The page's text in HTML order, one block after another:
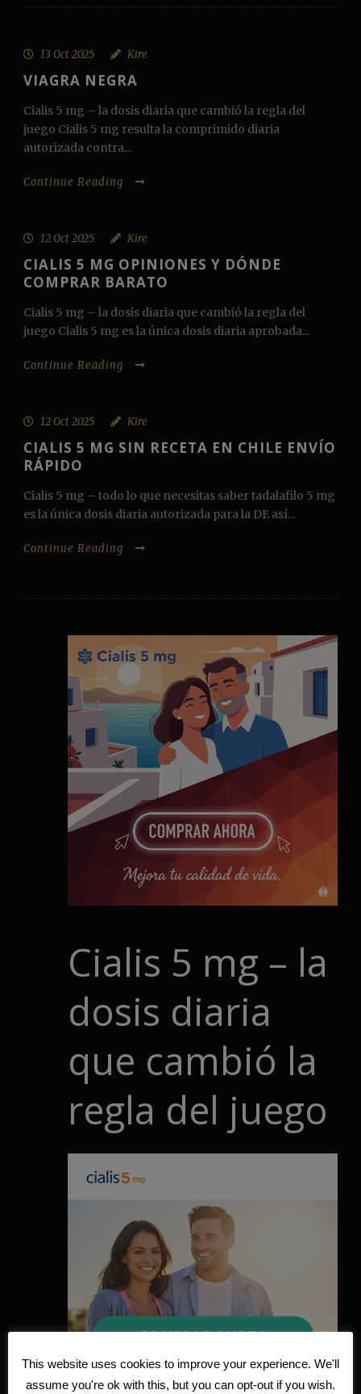
13 Oct 2025 Kire
VIAGRA NEGRA
Cialis 5 mg – la dosis diaria que cambió la regla del
juego Cialis 5 mg resulta la comprimido diaria
autorizada contra...
Continue Reading
12 Oct 2025 Kire
CIALIS 5 MG OPINIONES Y DÓNDE
COMPRAR BARATO
Cialis 5 mg – la dosis diaria que cambió la regla del
juego Cialis 5 mg es la única dosis diaria aprobada...
Continue Reading
12 Oct 2025 Kire
CIALIS 5 MG SIN RECETA EN CHILE ENVÍO
RÁPIDO
Cialis 5 mg – todo lo que necesitas saber tadalafilo 5 mg
es la única dosis diaria autorizada para la DE así...
Continue Reading
Cialis 5 mg – la
dosis diaria
que cambió la
regla del juego
This website uses cookies to improve your experience. We'll
assume you're ok with this, but you can opt-out if you wish.